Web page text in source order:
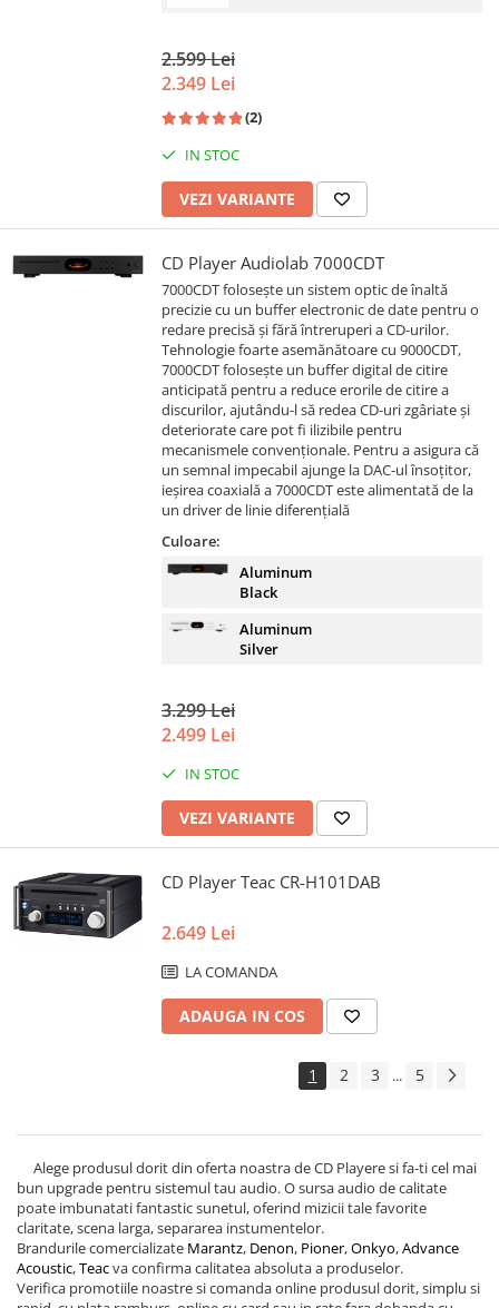
2.599 Lei
2.349 Lei
(2)
IN STOC
VEZI VARIANTE
CD Player Audiolab 7000CDT
7000CDT folosește un sistem optic de înaltă
precizie cu un buffer electronic de date pentru o
redare precisă și fără întreruperi a CD-urilor.
Tehnologie foarte asemănătoare cu 9000CDT,
7000CDT folosește un buffer digital de citire
anticipată pentru a reduce erorile de citire a
discurilor, ajutându-l să redea CD-uri zgâriate și
deteriorate care pot fi ilizibile pentru
mecanismele convenționale. Pentru a asigura că
un semnal impecabil ajunge la DAC-ul însoțitor,
ieșirea coaxială a 7000CDT este alimentată de la
un driver de linie diferențială
Culoare:
Aluminum
Black
Aluminum
Silver
3.299 Lei
2.499 Lei
IN STOC
VEZI VARIANTE
CD Player Teac CR-H101DAB
2.649 Lei
LA COMANDA
ADAUGA IN COS
1 2 3 ... 5
Alege produsul dorit din oferta noastra de CD Playere si fa-ti cel mai
bun upgrade pentru sistemul tau audio. O sursa audio de calitate
poate imbunatati fantastic sunetul, oferind mizicii tale favorite
claritate, scena larga, separarea instumentelor.
Brandurile comercializate Marantz, Denon, Pioner,Onkyo,Advance
Acoustic,Teacva confirma calitatea absoluta a produselor.
Verifica promotiile noastre si comanda online produsul dorit, simplu si